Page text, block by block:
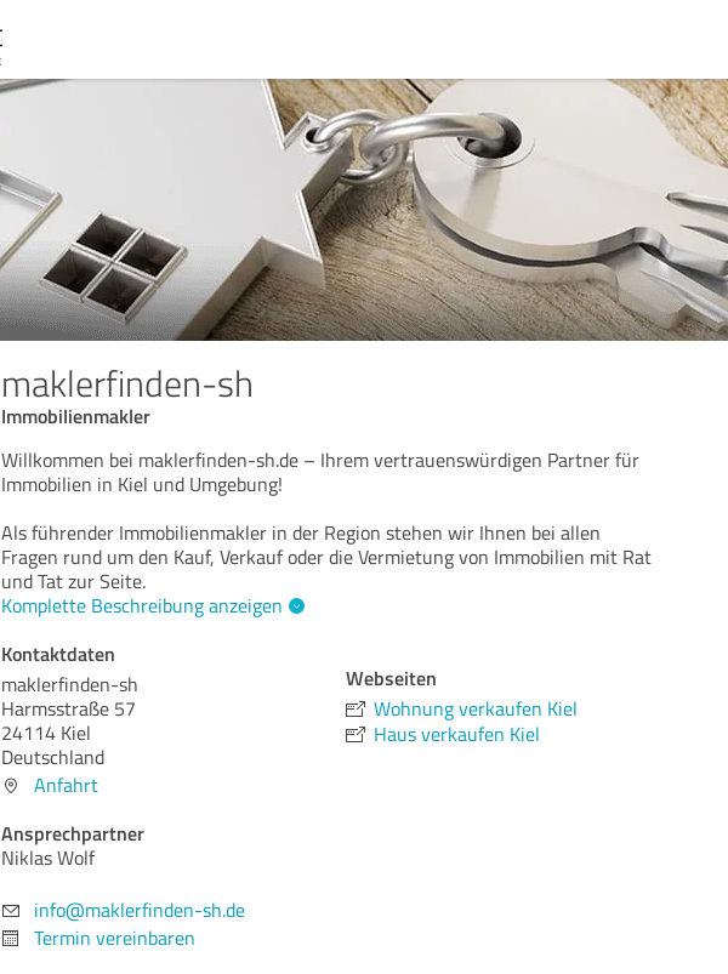
maklerfinden-sh
Immobilienmakler
Willkommen bei maklerfinden-sh.de – Ihrem vertrauenswürdigen Partner für
Immobilien in Kiel und Umgebung!
Als führender Immobilienmakler in der Region stehen wir Ihnen bei allen
Fragen rund um den Kauf, Verkauf oder die Vermietung von Immobilien mit Rat
und Tat zur Seite.
Komplette Beschreibung anzeigen
Kontaktdaten
maklerfinden-sh
Harmsstraße 57
24114 Kiel
Deutschland
Anfahrt
Ansprechpartner
Niklas Wolf
info@maklerfinden-sh.de
Termin vereinbaren
Webseiten
Wohnung verkaufen Kiel
Haus verkaufen Kiel